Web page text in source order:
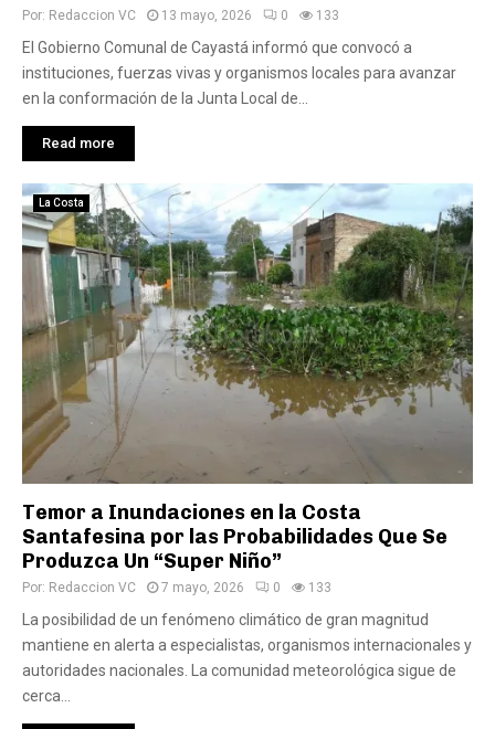
Por: Redaccion VC 13 mayo, 2026 0 133
El Gobierno Comunal de Cayastá informó que convocó a
instituciones, fuerzas vivas y organismos locales para avanzar
en la conformación de la Junta Local de...
Read more
La Costa
Temor a Inundaciones en la Costa
Santafesina por las Probabilidades Que Se
Produzca Un “Super Niño”
Por: Redaccion VC 7 mayo, 2026 0 133
La posibilidad de un fenómeno climático de gran magnitud
mantiene en alerta a especialistas, organismos internacionales y
autoridades nacionales. La comunidad meteorológica sigue de
cerca...